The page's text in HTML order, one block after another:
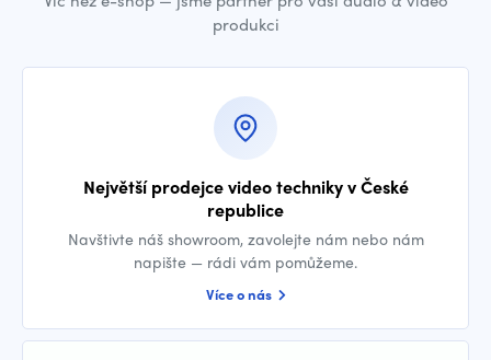
produkci
Největší prodejce video techniky v České
republice
Navštivte náš showroom, zavolejte nám nebo nám
napište — rádi vám pomůžeme.
Více o nás